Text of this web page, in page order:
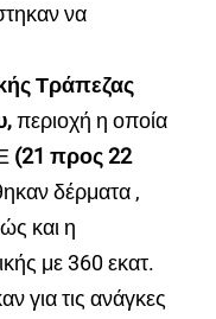
να
Τράπεζας
περιοχή η οποία
(21 προς 22
δέρματα ,
και η
με 360 εκατ.
για τις ανάγκες